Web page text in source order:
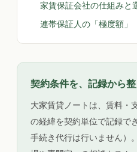
家賃保証会社の仕組みと
連帯保証人の「極度額」
契約条件を、記録から
大家賃貸ノートは、賃料・
の経緯を契約単位で記録で
手続き代行は行いません）